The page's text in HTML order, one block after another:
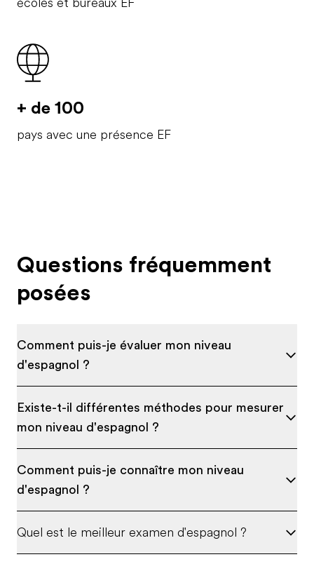
+ de 100
pays avec une présence EF
Questions fréquemment
posées
Comment puis-je évaluer mon niveau
d'espagnol ?
Existe-t-il différentes méthodes pour mesurer
mon niveau d'espagnol ?
Comment puis-je connaître mon niveau
d'espagnol ?
Quel est le meilleur examen d'espagnol ?